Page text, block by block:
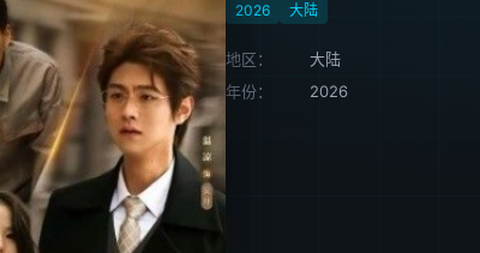
2026 大陆
地区： 大陆
年份：
2026